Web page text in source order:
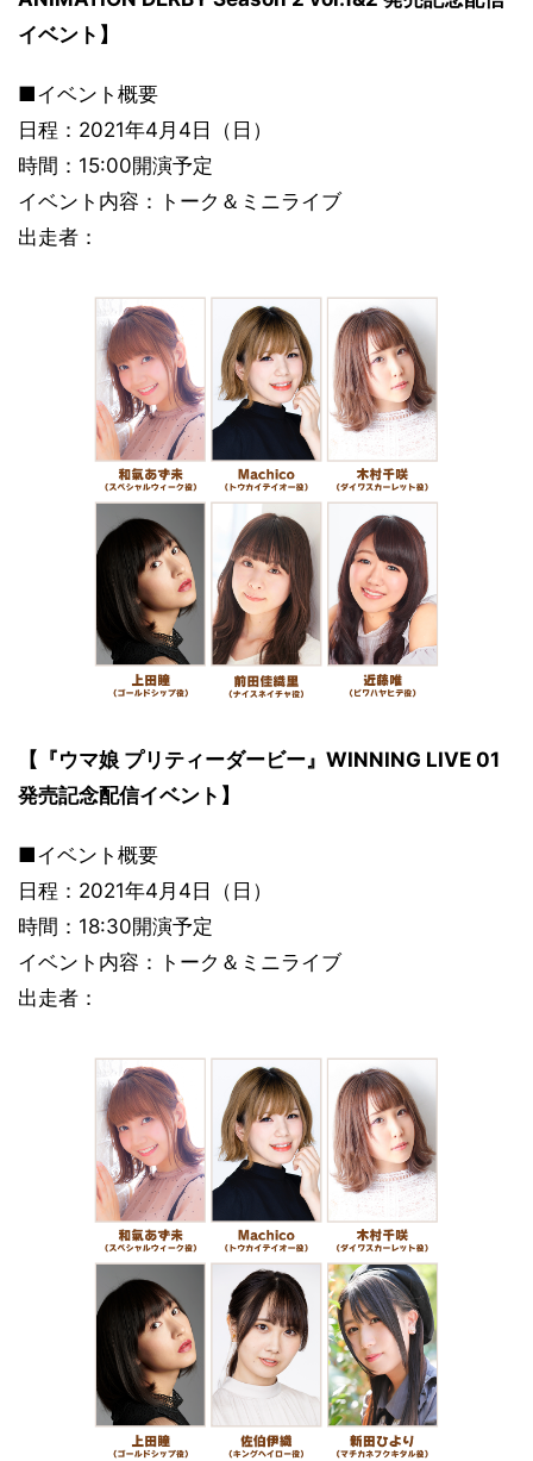
イベント】
■イベント概要
日程：2021年4月4日（日）
時間：15:00開演予定
イベント内容：トーク＆ミニライブ
出走者：
【『ウマ娘 プリティーダービー』WINNING LIVE 01
発売記念配信イベント】
■イベント概要
日程：2021年4月4日（日）
時間：18:30開演予定
イベント内容：トーク＆ミニライブ
出走者：